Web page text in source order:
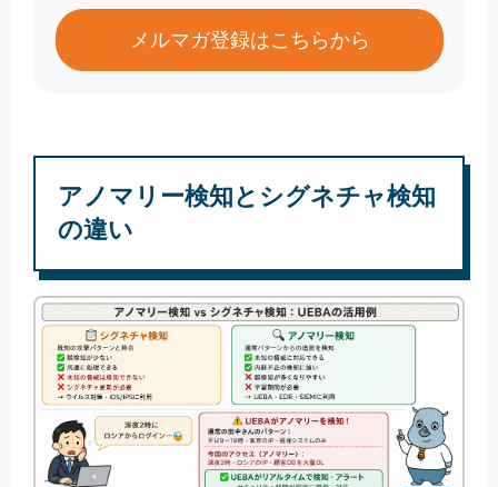
メルマガ登録はこちらから
アノマリー検知とシグネチャ検知
の違い